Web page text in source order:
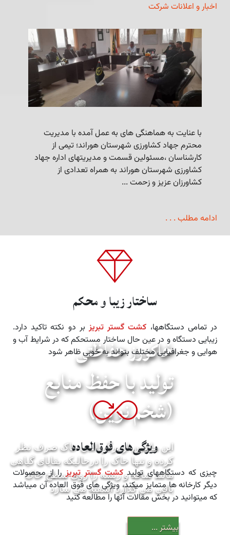
خاکورز حفاظتی
تولید با حفظ منابع
(شخم نوین)
این ماشین از برگرداندن خاک صرف نظر
کرده و تنها خاک را درحالیکه بقایای گیاهی
مانند ساقه و ریشه را روی سطح خاک
باقی می گذارد آشفته می سازد
بیشتر ...
اخبار و اعلانات شرکت
با عنایت به هماهنگی های به عمل آمده با مدیریت
محترم جهاد کشاورزی شهرستان هوراند؛ تیمی از
کارشناسان ،مسئولین قسمت و مدیریتهای اداره جهاد
کشاورزی شهرستان هوراند به همراه تعدادی از
کشاورزان عزیز و زحمت ...
ادامه مطلب . . .
ساختار زیبا و محکم
در تمامی دستگاهها، کشت گستر تبریزبر دو نکته تاکید دارد.
زیبایی دستگاه و در عین حال ساختار مستحکم که در شرایط آب و
هوایی و جغرافیایی مختلف بتواند به خوبی ظاهر شود
ویژگی‌های فوق‌العاده
چیزی که دستگاههای تولیدکشت گستر تبریزرا از محصولات
دیگر کارخانه ها متمایز میکند، ویژگی های فوق العاده آن میباشد
که میتوانید در بخش مقالات آنها را مطالعه کنید